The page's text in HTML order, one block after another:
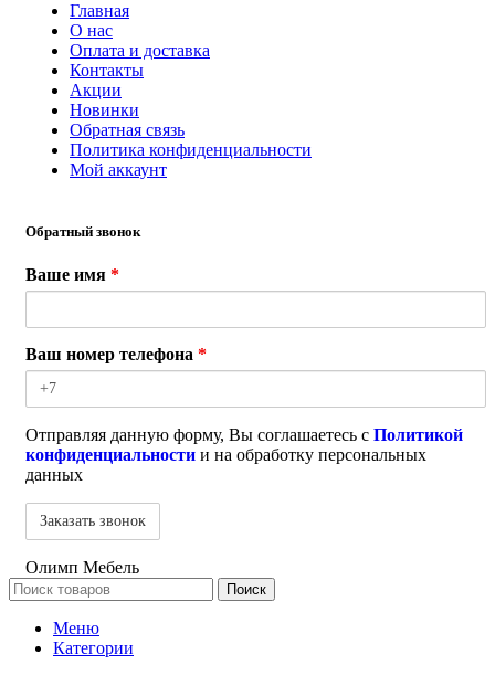
Главная
О нас
Оплата и доставка
Контакты
Акции
Новинки
Обратная связь
Политика конфиденциальности
Мой аккаунт
Обратный звонок
Ваше имя *
Ваш номер телефона *
Отправляя данную форму, Вы соглашаетесь с Политикой
конфиденциальности и на обработку персональных
данных
Олимп Мебель
Поиск
Меню
Категории